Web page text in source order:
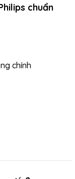
chuẩn
chính